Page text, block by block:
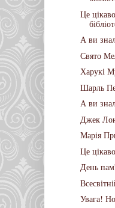
Це
А ви
Свято
Харукі
Шарль
А ви
Джек
Марія
Це
День
Увага!